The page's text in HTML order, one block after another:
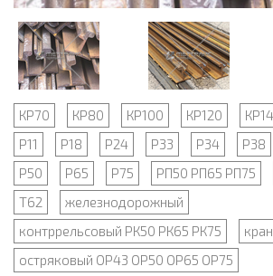
КР70 КР80 КР100 КР120
Р11
Р18 Р24 Р33 Р34 Р38
Р50
Р65 Р75 РП50 РП65 РП75
Т62
железнодорожный
контррельсовый РК50 РК65 РК75
остряковый ОР43 ОР50 ОР65 ОР75